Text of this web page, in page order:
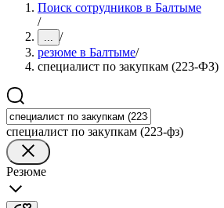
Поиск сотрудников в Балтыме
/
... /
резюме в Балтыме/
специалист по закупкам (223-ФЗ)
специалист по закупкам (223-фз)
Резюме